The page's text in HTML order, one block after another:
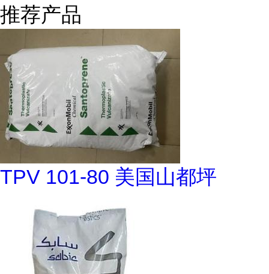
推荐产品
TPV 101-80 美国山都坪